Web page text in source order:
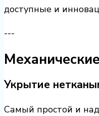
доступные и
---
Укрытие
Самый простой и